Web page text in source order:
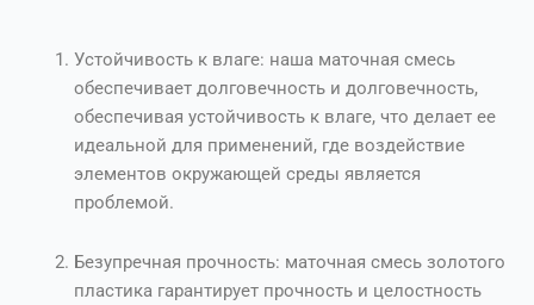
Устойчивость к влаге: наша маточная смесь
обеспечивает долговечность и долговечность,
обеспечивая устойчивость к влаге, что делает ее
идеальной для применений, где воздействие
элементов окружающей среды является
проблемой.
Безупречная прочность: маточная смесь золотого
пластика гарантирует прочность и целостность